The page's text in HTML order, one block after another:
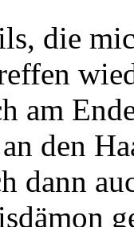
die
am
den
dann